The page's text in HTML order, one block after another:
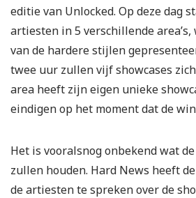
editie van Unlocked. Op deze dag
artiesten in 5 verschillende
van de hardere stijlen
twee uur zullen vijf showcases
area heeft zijn eigen unieke
eindigen op het moment dat de
Het is vooralsnog onbekend wat
zullen houden. Hard News heeft
de artiesten te spreken over de